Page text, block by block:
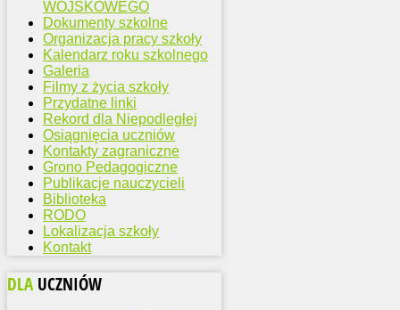
WOJSKOWEGO
Dokumenty szkolne
Organizacja pracy szkoły
Kalendarz roku szkolnego
Galeria
Filmy z życia szkoły
Przydatne linki
Rekord dla Niepodległej
Osiągnięcia uczniów
Kontakty zagraniczne
Grono Pedagogiczne
Publikacje nauczycieli
Biblioteka
RODO
Lokalizacja szkoły
Kontakt
DLA UCZNIÓW